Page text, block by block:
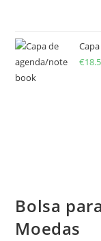
€
Bolsa
Moedas